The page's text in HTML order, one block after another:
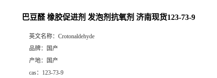
巴豆醛 橡胶促进剂 发泡剂抗氧剂 济南现货123-73-9
英文名称： Crotonaldehyde
品牌：
国产
产地：
国产
cas： 123-73-9